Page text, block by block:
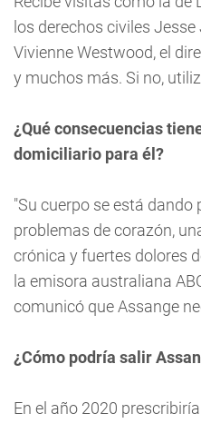
los derechos civiles
Vivienne Westwood, el
y muchos más. Si no,
¿Qué consecuencias
domiciliario para él?
"Su cuerpo se está dando
problemas de corazón,
crónica y fuertes dolores
la emisora australiana
comunicó que Assange
¿Cómo podría salir
En el año 2020